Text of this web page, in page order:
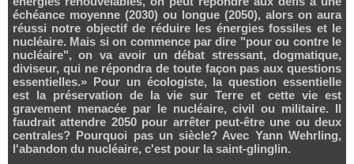
échéance moyenne (2030) ou longue (2050), alors on aura
réussi notre objectif de réduire les énergies fossiles et le
nucléaire. Mais si on commence par dire "pour ou contre le
nucléaire", on va avoir un débat stressant, dogmatique,
diviseur, qui ne répondra de toute façon pas aux questions
essentielles.» Pour un écologiste, la question essentielle
est la préservation de la vie sur Terre et cette vie est
gravement menacée par le nucléaire, civil ou militaire. Il
faudrait attendre 2050 pour arrêter peut-être une ou deux
centrales? Pourquoi pas un siècle? Avec Yann Wehrling,
l'abandon du nucléaire, c'est pour la saint-glinglin.